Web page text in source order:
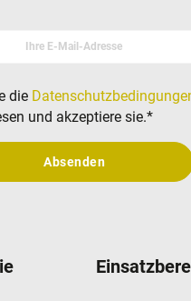
Ihre E-Mail-
die
und akzeptiere sie.*
Absenden